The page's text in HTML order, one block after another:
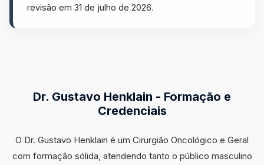
revisão em 31 de julho de 2026.
Dr. Gustavo Henklain - Formação e
Credenciais
O Dr. Gustavo Henklain é um Cirurgião Oncológico e Geral
com formação sólida, atendendo tanto o público masculino